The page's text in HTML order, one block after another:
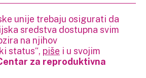
unije trebaju osigurati da
sredstva dostupna svim
na njihov
status“, piše i u svojim
za reproduktivna